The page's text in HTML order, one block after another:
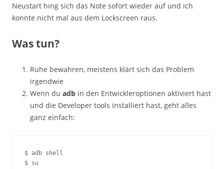
Neustart hing sich das Note sofort wieder auf und ich
konnte nicht mal aus dem Lockscreen raus.
Was tun?
Ruhe bewahren, meistens klärt sich das Problem
irgendwie
Wenn du adb in den Entwickleroptionen aktiviert hast
und die Developer tools installiert hast, geht alles
ganz einfach:
$ adb shell
$ su